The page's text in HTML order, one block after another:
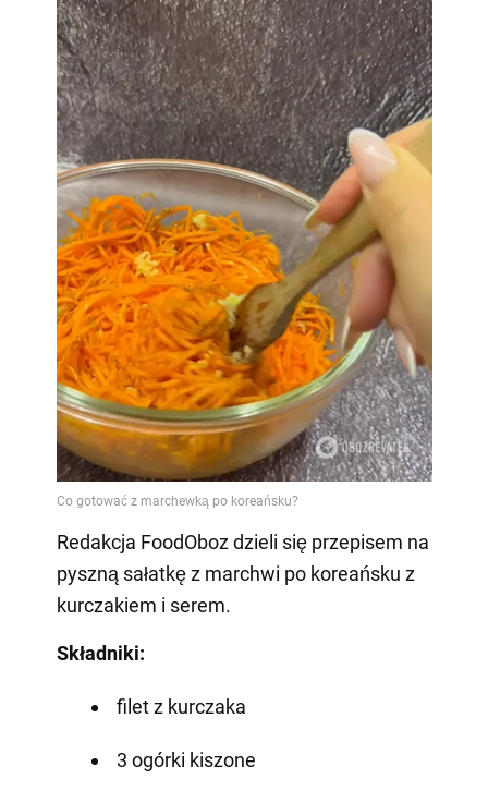
Redakcja FoodOboz dzieli się przepisem na
pyszną sałatkę z marchwi po koreańsku z
kurczakiem i serem.
Składniki:
filet z kurczaka
3 ogórki kiszone